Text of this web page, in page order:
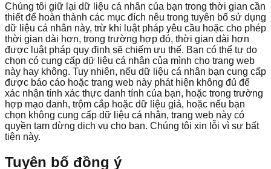
Chúng tôi giữ lại dữ liệu cá nhân của bạn trong thời gian cần
thiết để hoàn thành các mục đích nêu trong tuyên bố sử dụng
dữ liệu cá nhân này, trừ khi luật pháp yêu cầu hoặc cho phép
thời gian dài hơn, trong trường hợp đó, thời gian dài hơn
được luật pháp quy định sẽ chiếm ưu thế. Bạn có thể tự do
chọn có cung cấp dữ liệu cá nhân của mình cho trang web
này hay không. Tuy nhiên, nếu dữ liệu cá nhân bạn cung cấp
được báo cáo hoặc trang web này phát hiện không đủ để
xác nhận tính xác thực danh tính của bạn, hoặc trong trường
hợp mạo danh, trộm cắp hoặc dữ liệu giả, hoặc nếu bạn
chọn không cung cấp dữ liệu cá nhân, trang web này có
quyền tạm dừng dịch vụ cho bạn. Chúng tôi xin lỗi vì sự bất
tiện này.
Tuyên bố đồng ý